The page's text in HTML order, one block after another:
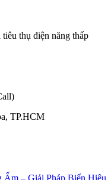
thụ điện năng thấp
TP.HCM